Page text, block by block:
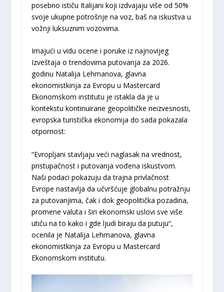
posebno ističu Italijani koji izdvajaju više od 50%
svoje ukupne potrošnje na voz, baš na iskustva u
vožnji luksuznim vozovima.
Imajući u vidu ocene i poruke iz najnovijeg
Izveštaja o trendovima putovanja za 2026.
godinu Natalija Lehmanova, glavna
ekonomistkinja za Evropu u Mastercard
Ekonomskom institutu je istakla da je u
kontekstu kontinuirane geopolitičke neizvesnosti,
evropska turistička ekonomija do sada pokazala
otpornost:
“Evropljani stavljaju veći naglasak na vrednost,
pristupačnost i putovanja vođena iskustvom.
Naši podaci pokazuju da trajna privlačnost
Evrope nastavlja da učvršćuje globalnu potražnju
za putovanjima, čak i dok geopolitička pozadina,
promene valuta i širi ekonomski uslovi sve više
utiču na to kako i gde ljudi biraju da putuju“,
ocenila je Natalija Lehmanova, glavna
ekonomistkinja za Evropu u Mastercard
Ekonomskom institutu.